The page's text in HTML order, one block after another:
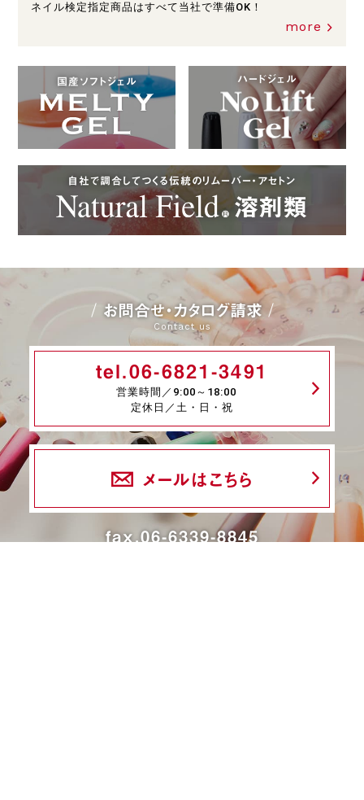
ネイル検定指定商品はすべて当社で準備OK！
more
国産ソフトジェル ハードジェル
自社で調合してつくる伝統のリムーバー・アセトン
お問合せ・カタログ請求
Contact us
tel.06-6821-3491
営業時間／9:00～18:00
定休日／土・日・祝
メールはこちら
fax.06-6339-8845